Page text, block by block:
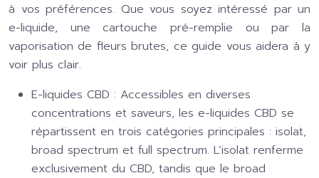
à vos préférences. Que vous soyez intéressé par un
e-liquide, une cartouche pré-remplie ou par la
vaporisation de fleurs brutes, ce guide vous aidera à y
voir plus clair.
E-liquides CBD : Accessibles en diverses
concentrations et saveurs, les e-liquides CBD se
répartissent en trois catégories principales : isolat,
broad spectrum et full spectrum. L’isolat renferme
exclusivement du CBD, tandis que le broad